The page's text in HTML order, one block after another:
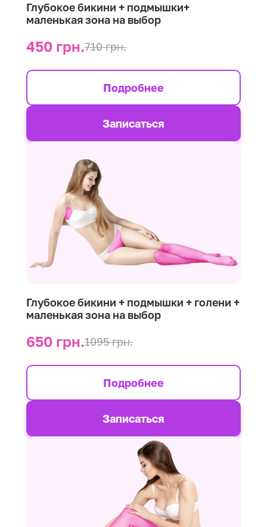
Глубокое бикини + подмышки+
маленькая зона на выбор
450 грн.710 грн.
Подробнее
Записаться
Глубокое бикини + подмышки + голени +
маленькая зона на выбор
650 грн.1095 грн.
Подробнее
Записаться